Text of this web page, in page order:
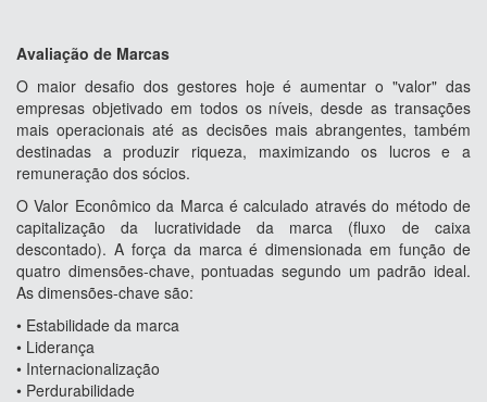
Avaliação de Marcas
O maior desafio dos gestores hoje é aumentar o "valor" das
empresas objetivado em todos os níveis, desde as transações
mais operacionais até as decisões mais abrangentes, também
destinadas a produzir riqueza, maximizando os lucros e a
remuneração dos sócios.
O Valor Econômico da Marca é calculado através do método de
capitalização da lucratividade da marca (fluxo de caixa
descontado). A força da marca é dimensionada em função de
quatro dimensões-chave, pontuadas segundo um padrão ideal.
As dimensões-chave são:
• Estabilidade da marca
• Liderança
• Internacionalização
• Perdurabilidade